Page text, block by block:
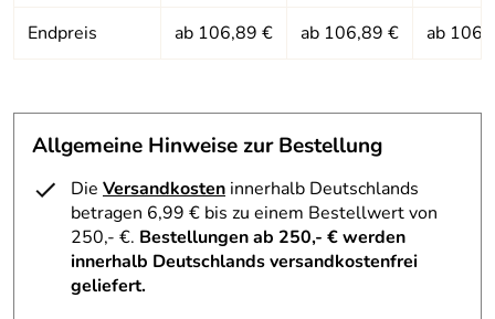
Endpreis ab 106,89 € ab 106,89 € ab
Allgemeine Hinweise zur Bestellung
Die Versandkosten innerhalb Deutschlands
betragen 6,99 € bis zu einem Bestellwert von
250,- €. Bestellungen ab 250,- € werden
innerhalb Deutschlands versandkostenfrei
geliefert.